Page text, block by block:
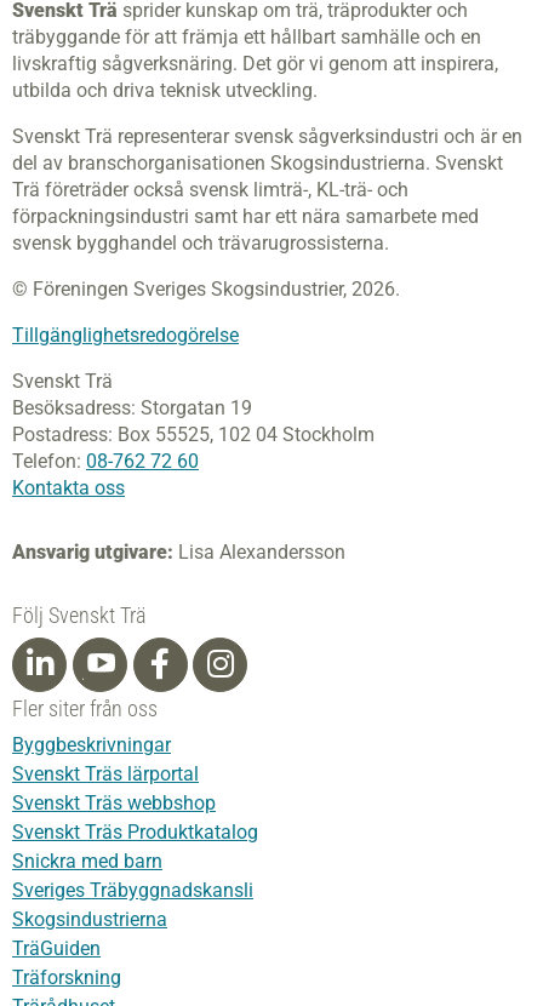
Svenskt Trä sprider kunskap om trä, träprodukter och
träbyggande för att främja ett hållbart samhälle och en
livskraftig sågverksnäring. Det gör vi genom att inspirera,
utbilda och driva teknisk utveckling.
Svenskt Trä representerar svensk sågverksindustri och är en
del av branschorganisationen Skogsindustrierna. Svenskt
Trä företräder också svensk limträ-, KL-trä- och
förpackningsindustri samt har ett nära samarbete med
svensk bygghandel och trävarugrossisterna.
© Föreningen Sveriges Skogsindustrier, 2026.
Tillgänglighetsredogörelse
Svenskt Trä
Besöksadress: Storgatan 19
Postadress: Box 55525, 102 04 Stockholm
Telefon: 08-762 72 60
Kontakta oss
Ansvarig utgivare: Lisa Alexandersson
Följ Svenskt Trä
Fler siter från oss
Byggbeskrivningar
Svenskt Träs lärportal
Svenskt Träs webbshop
Svenskt Träs Produktkatalog
Snickra med barn
Sveriges Träbyggnadskansli
Skogsindustrierna
TräGuiden
Träforskning